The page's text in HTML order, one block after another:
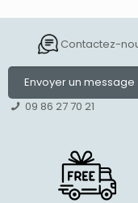
Contactez-
Envoyer un message
09 86 27 70 21